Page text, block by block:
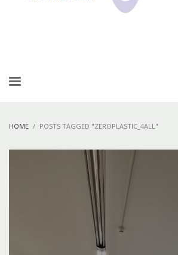
HOME POSTS TAGGED "ZEROPLASTIC_4ALL"